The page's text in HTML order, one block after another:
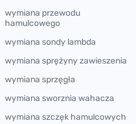
wymiana przewodu
hamulcowego
wymiana sondy lambda
wymiana sprężyny zawieszenia
wymiana sprzęgła
wymiana sworznia wahacza
wymiana szczęk hamulcowych